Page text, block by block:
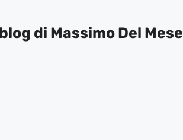
di Massimo Del Mese